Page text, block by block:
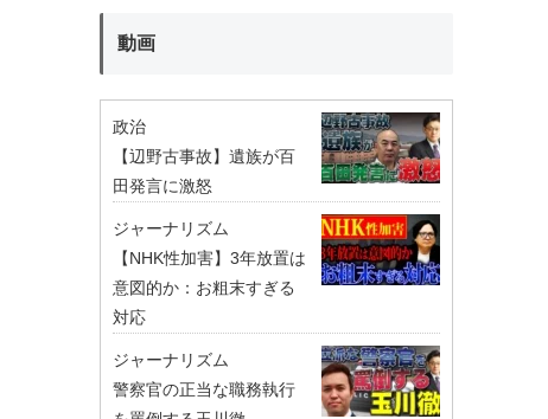
動画
政治
【辺野古事故】遺族が百
田発言に激怒
ジャーナリズム
【NHK性加害】3年放置は
意図的か：お粗末すぎる
対応
ジャーナリズム
警察官の正当な職務執行